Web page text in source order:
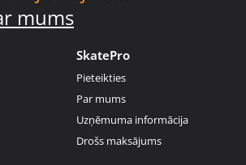
mums
SkatePro
Pieteikties
Par mums
Uzņēmuma informācija
Drošs maksājums